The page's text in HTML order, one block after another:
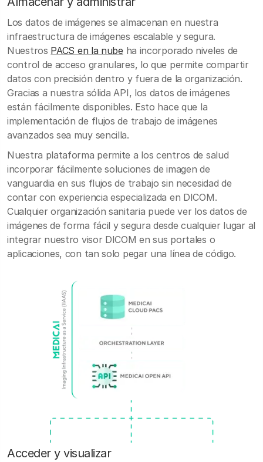
Los datos de imágenes se almacenan en nuestra
infraestructura de imágenes escalable y segura.
Nuestros PACS en la nubeha incorporado niveles de
control de acceso granulares, lo que permite compartir
datos con precisión dentro y fuera de la organización.
Gracias a nuestra sólida API, los datos de imágenes
están fácilmente disponibles. Esto hace que la
implementación de flujos de trabajo de imágenes
avanzados sea muy sencilla.
Nuestra plataforma permite a los centros de salud
incorporar fácilmente soluciones de imagen de
vanguardia en sus flujos de trabajo sin necesidad de
contar con experiencia especializada en DICOM.
Cualquier organización sanitaria puede ver los datos de
imágenes de forma fácil y segura desde cualquier lugar al
integrar nuestro visor DICOM en sus portales o
aplicaciones, con tan solo pegar una línea de código.
Acceder y visualizar